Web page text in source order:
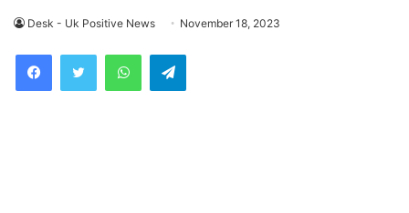
Desk - Uk Positive News November 18, 2023
WhatsAppTelegram